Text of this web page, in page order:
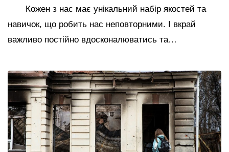
Кожен з нас має унікальний набір якостей та
навичок, що робить нас неповторними. І вкрай
важливо постійно вдосконалюватись та…